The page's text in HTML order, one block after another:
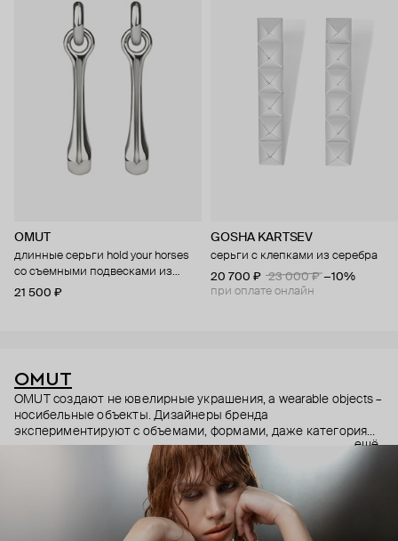
OMUT
длинные серьги hold your horses
со съемными подвесками из
бронзы с родиевым покрытием
21 500 ₽
GOSHA KARTSEV
серьги с клепками из серебра
20 700 ₽
23 000 ₽ −10%
при оплате онлайн
OMUT
OMUT создают не ювелирные украшения, а wearable objects –
носибельные объекты. Дизайнеры бренда
экспериментируют с объемами, формами, даже категориями
украшений (цепи – не только на шею, но и на тело). В
результате получаются лаконичные украшения, но всегда с
неожиданными деталями: колье с пирсингом, шипованные
сердца и серьги-цепи. Украшения OMUT носят стилисты,
музыкальные исполнители и лидеры мнений: Алексей
Сухарев, Андрей Toxi$, Валя Карнавал и многие другие.
ещё